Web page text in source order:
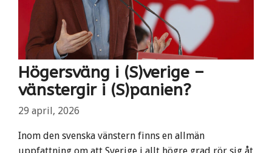
Högersväng i (S)verige –
vänstergir i (S)panien?
29 april, 2026
Inom den svenska vänstern finns en allmän